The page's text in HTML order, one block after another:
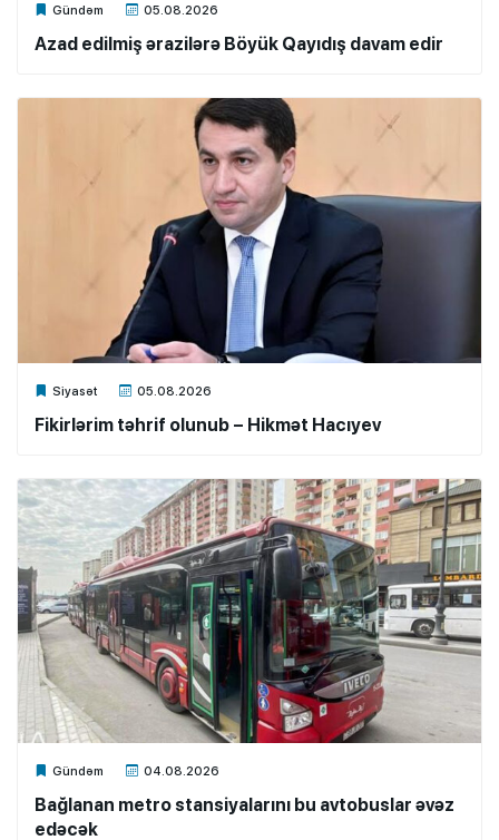
Gündəm 05.08.2026
Xalq.Online
Azad edilmiş ərazilərə Böyük Qayıdış davam edir
Siyasət 05.08.2026
Xalq.Online
Fikirlərim təhrif olunub – Hikmət Hacıyev
Gündəm 04.08.2026
Xalq.Online
Bağlanan metro stansiyalarını bu avtobuslar əvəz
edəcək